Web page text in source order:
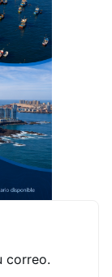
correo.